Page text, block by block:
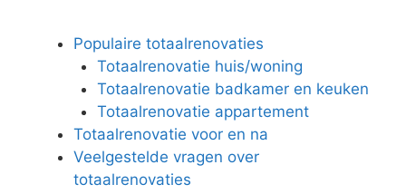
Populaire totaalrenovaties
Totaalrenovatie huis/woning
Totaalrenovatie badkamer en keuken
Totaalrenovatie appartement
Totaalrenovatie voor en na
Veelgestelde vragen over
totaalrenovaties